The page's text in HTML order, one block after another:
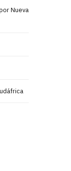
Nueva